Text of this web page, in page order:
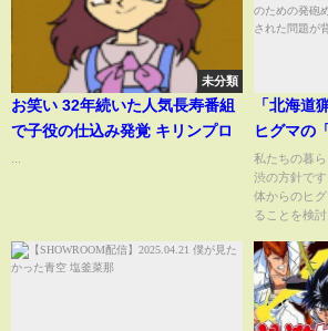
未分類
お笑い 32年続いた人気長寿番組
で子役の仕込み発覚 キリンプロ
「北海道
ヒグマの
討 「ほか
のか？」
駆除のた
背景に
私たちの暮
渋の方針で
体からのヒ
ることを検討